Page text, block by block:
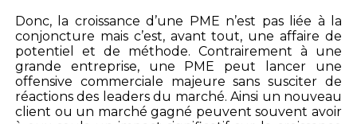
Donc, la croissance d’une PME n’est pas liée à la
conjoncture mais c’est, avant tout, une affaire de
potentiel et de méthode. Contrairement à une
grande entreprise, une PME peut lancer une
offensive commerciale majeure sans susciter de
réactions des leaders du marché. Ainsi un nouveau
client ou un marché gagné peuvent souvent avoir